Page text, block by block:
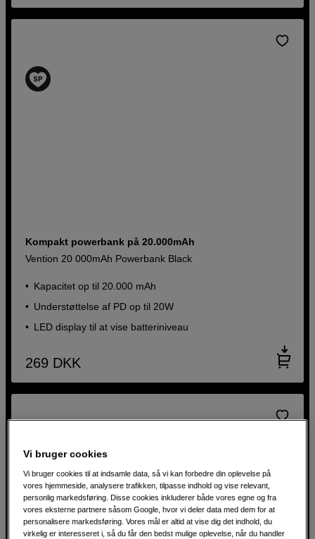
Kompakt powerbank på 20.000mAh
Vention 20 000mAh Powerbank Black
Kapacitet op til 20.000 mAh
Understøttelse af PD op til 20W
LED display til at vise batteriniveau
269 DKK
Vi bruger cookies
Vi bruger cookies til at indsamle data, så vi kan forbedre din oplevelse på
vores hjemmeside, analysere trafikken, tilpasse indhold og vise relevant,
personlig markedsføring. Disse cookies inkluderer både vores egne og fra
vores eksterne partnere såsom Google, hvor vi deler data med dem for at
personalisere markedsføring. Vores mål er altid at vise dig det indhold, du
virkelig er interesseret i, så du får den bedst mulige oplevelse, når du handler